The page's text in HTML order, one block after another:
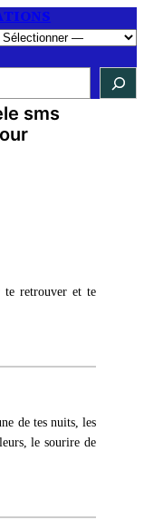
sms
te retrouver et te
de tes nuits, les
le sourire de